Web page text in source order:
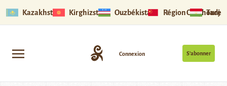
Kazakhstan Kirghizstan Ouzbékistan Région Ouïghoure
S’abonner
Connexion